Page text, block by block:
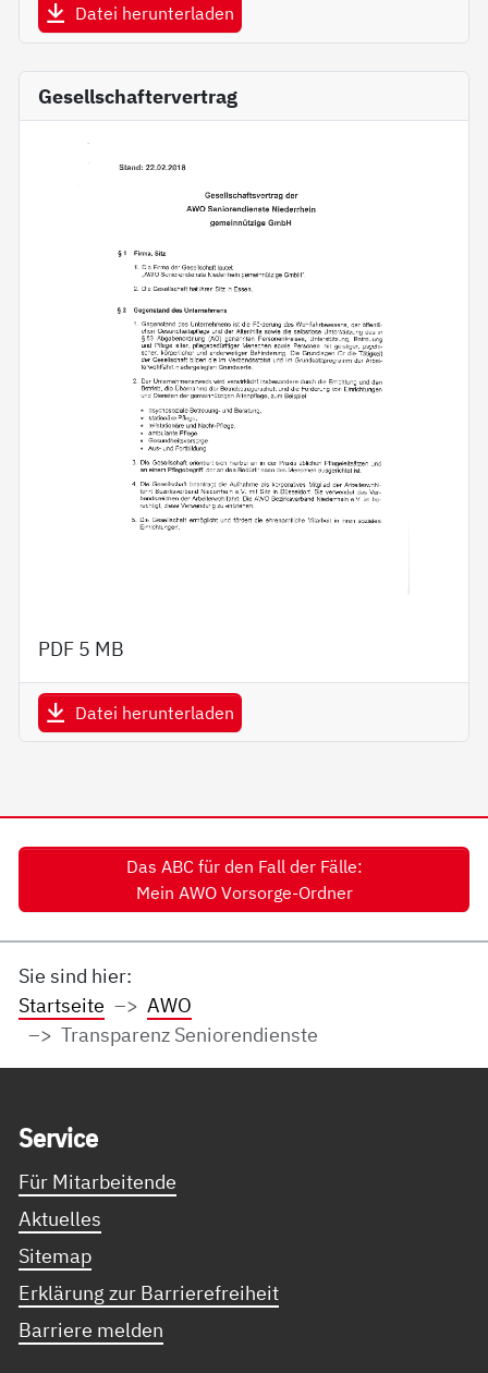
Datei herunterladen
Gesellschaftervertrag
PDF 5 MB
Datei herunterladen
Das ABC für den Fall der Fälle:
Mein AWO Vorsorge-Ordner
Sie sind hier:
Startseite
AWO
Transparenz Seniorendienste
Ser­vice
Für Mitarbeitende
Aktuelles
Sitemap
Erklärung zur Barrierefreiheit
Barriere melden